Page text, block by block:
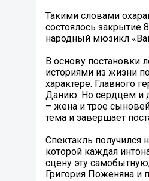
Такими словами
состоялось закрытие
народный мюзикл
В основу постановки
историями из жизни
характере. Главного
Данию. Но сердцем и
– жена и трое
тема и завершает
Спектакль получился
которой каждая
сцену эту
Григория Поженяна